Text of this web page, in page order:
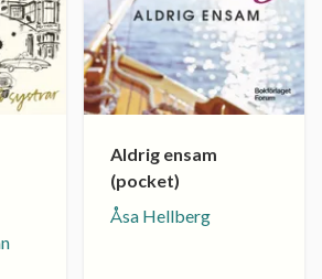
Aldrig ensam
(pocket)
Åsa Hellberg